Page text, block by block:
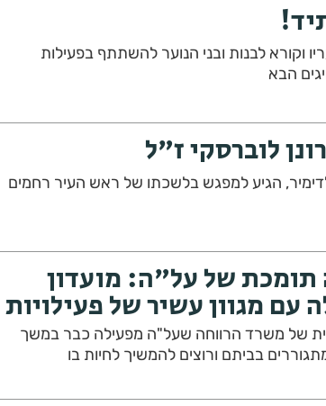
וקורא לבנות ובני הנוער להשתתף בפעילות
הבא
לוברסקי ז"ל
הגיע למפגש בלשכתו של ראש העיר רחמים
של על"ה: מועדון
עם מגוון עשיר של פעילויות
של משרד הרווחה שעל"ה מפעילה כבר במשך